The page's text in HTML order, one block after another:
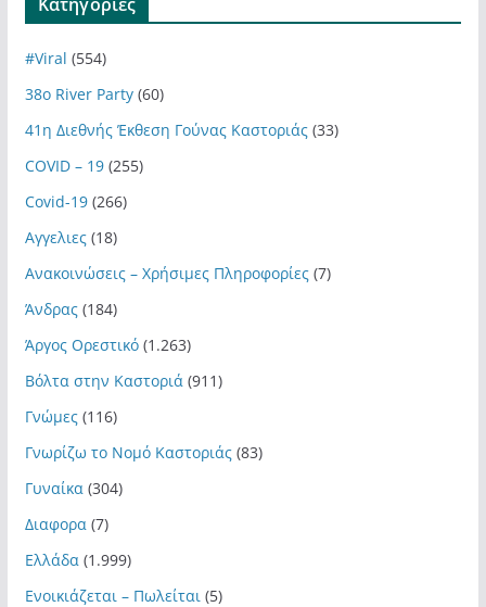
#Viral (554)
38ο River Party(60)
41η Διεθνής Έκθεση Γούνας Καστοριάς(33)
COVID – 19(255)
Covid-19(266)
Αγγελιες(18)
Ανακοινώσεις – Χρήσιμες Πληροφορίες(7)
Άνδρας(184)
Άργος Ορεστικό(1.263)
Βόλτα στην Καστοριά (911)
Γνώμες(116)
Γνωρίζω το Νομό Καστοριάς(83)
Γυναίκα (304)
Διαφορα (7)
Ελλάδα (1.999)
Ενοικιάζεται – Πωλείται (5)